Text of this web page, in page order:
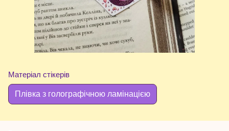
Матеріал стікерів
Плівка з голографічною ламінацією